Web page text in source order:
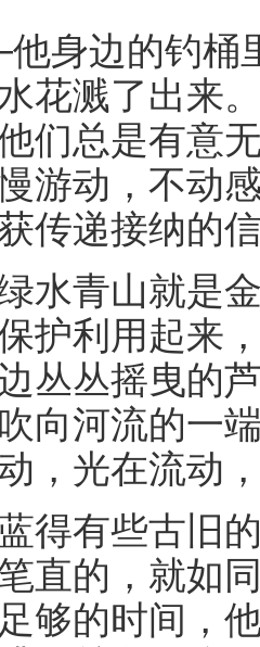
边的钓桶
花溅了出来
们总是有意
游动，不动
传递接纳的
青山就是金
护利用起来
丛丛摇曳的
向河流的一
，光在流动
有些古旧的
直的，就如
够的时间，